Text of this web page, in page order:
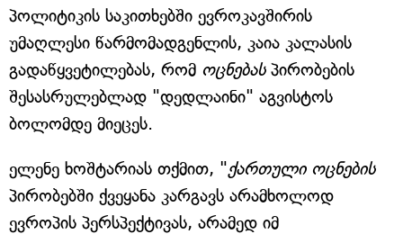
პოლიტიკის საკითხებში ევროკავშირის
უმაღლესი წარმომადგენლის, კაია კალასის
გადაწყვეტილებას, რომ ოცნებასპირობების
შესასრულებლად "დედლაინი" აგვისტოს
ბოლომდე მიეცეს.
ელენე ხოშტარიას თქმით, "ქართული ოცნების
პირობებში ქვეყანა კარგავს არამხოლოდ
ევროპის პერსპექტივას, არამედ იმ